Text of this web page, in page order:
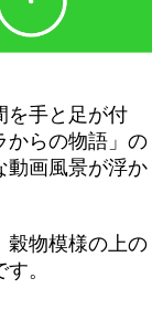
を手と足が付
からの物語」の
動画風景が浮か
穀物模様の上の
。